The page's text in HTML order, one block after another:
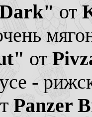
от
от
-
Panzer